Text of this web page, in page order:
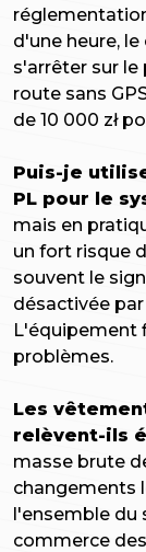
d'une heure,
s'arrêter sur le
route sans
de 10 000 zł
Puis-je
PL pour le
mais en
un fort risque
souvent le
désactivée
L'équipement
problèmes.
Les
relèvent-ils
masse brute
changements
l'ensemble du
commerce